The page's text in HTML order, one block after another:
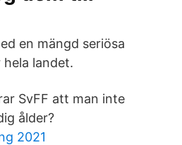
en mängd seriösa
landet.
SvFF att man inte
ålder?
2021